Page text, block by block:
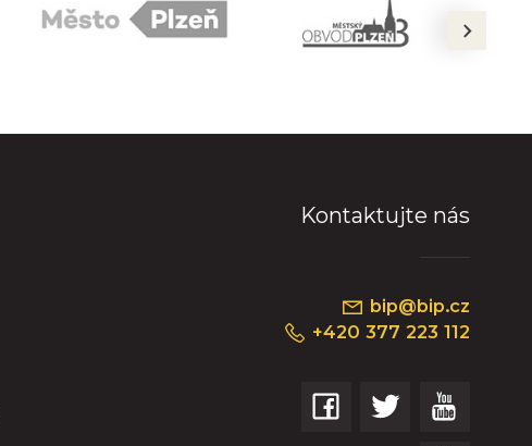
next
Kontaktujte nás
bip@bip.cz
+420 377 223 112